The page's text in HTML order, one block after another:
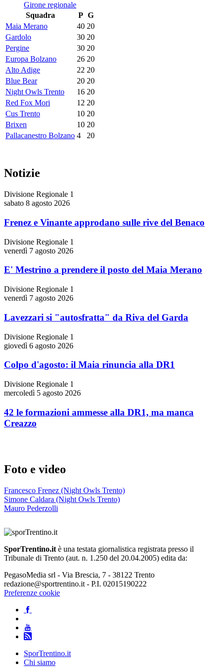
Girone regionale
Squadra
P G
Maia Merano
40 20
Gardolo
30 20
Pergine
30 20
Europa Bolzano
26 20
Alto Adige
22 20
Blue Bear
20 20
Night Owls Trento
16 20
Red Fox Mori
12 20
Cus Trento
10 20
Brixen
10 20
Pallacanestro Bolzano 4 20
Notizie
Divisione Regionale 1
sabato 8 agosto 2026
Frenez e Vinante approdano sulle rive del Benaco
Divisione Regionale 1
venerdì 7 agosto 2026
E' Mestrino a prendere il posto del Maia Merano
Divisione Regionale 1
venerdì 7 agosto 2026
Lavezzari si "autosfratta" da Riva del Garda
Divisione Regionale 1
giovedì 6 agosto 2026
Colpo d'agosto: il Maia rinuncia alla DR1
Divisione Regionale 1
mercoledì 5 agosto 2026
42 le formazioni ammesse alla DR1, ma manca
Creazzo
Foto e video
Francesco Frenez (Night Owls Trento)
Simone Caldara (Night Owls Trento)
Mauro Pederzolli
SporTrentino.it è una testata giornalistica registrata presso il
Tribunale di Trento (aut. n. 1.250 del 20.04.2005) edita da:
PegasoMedia srl - Via Brescia, 7 - 38122 Trento
redazione@sportrentino.it - P.I. 02015190222
Preferenze cookie
SporTrentino.it
Chi siamo